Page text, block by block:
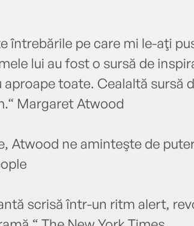
întrebările pe care mi le-aţi
lui au fost o sursă de
aproape toate. Cealaltă sursă
Margaret Atwood
Atwood ne aminteşte de
scrisă într-un ritm alert,